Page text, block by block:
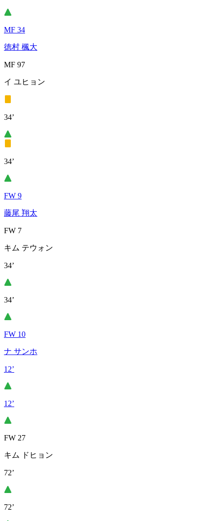
MF 34
徳村 楓大
MF 97
イ ユヒョン
34’
34’
FW 9
藤尾 翔太
FW 7
キム テウォン
34’
34’
FW 10
ナ サンホ
12’
12’
FW 27
キム ドヒョン
72’
72’